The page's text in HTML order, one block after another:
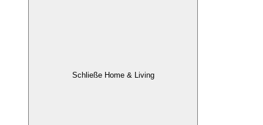
Schließe Home & Living